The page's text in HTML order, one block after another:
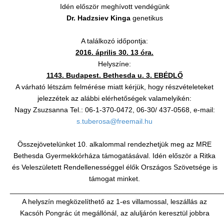
Idén először meghívott vendégünk
Dr. Hadzsiev Kingagenetikus
A találkozó időpontja:
2016. április 30. 13 óra.
Helyszíne:
1143. Budapest. Bethesda u. 3. EBÉDLŐ
A várható létszám felmérése miatt kérjük, hogy részvételeteket
jelezzétek az alábbi elérhetőségek valamelyikén:
Nagy Zsuzsanna Tel.: 06-1-370-0472, 06-30/ 437-0568, e-mail:
s.tuberosa@freemail.hu
Összejövetelünket 10. alkalommal rendezhetjük meg az MRE
Bethesda Gyermekkórháza támogatásával. Idén először a Ritka
és Veleszületett Rendellenességgel élők Országos Szövetsége is
támogat minket.
A helyszín megközelíthető az 1-es villamossal, leszállás az
Kacsóh Pongrác út megállónál, az aluljárón keresztül jobbra